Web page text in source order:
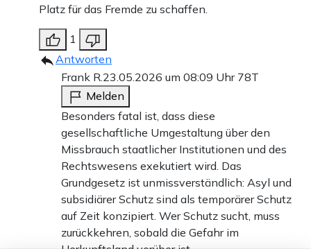
Platz für das Fremde zu schaffen.
1
Antworten
Frank R. 23.05.2026 um 08:09 Uhr 78T
Melden
Besonders fatal ist, dass diese
gesellschaftliche Umgestaltung über den
Missbrauch staatlicher Institutionen und des
Rechtswesens exekutiert wird. Das
Grundgesetz ist unmissverständlich: Asyl und
subsidiärer Schutz sind als temporärer Schutz
auf Zeit konzipiert. Wer Schutz sucht, muss
zurückkehren, sobald die Gefahr im